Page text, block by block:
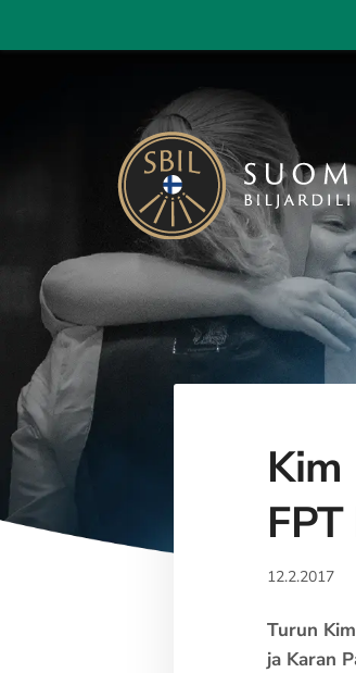
sivun
Suomen Biljardiliitto ry
12.2.2017
Turun
ja Karan